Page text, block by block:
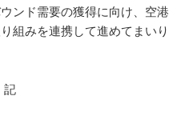
ンド需要の獲得に向け、空港
組みを連携して進めてまいり
記